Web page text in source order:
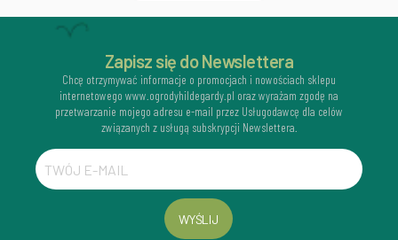
Zapisz się do Newslettera
Chcę otrzymywać informacje o promocjach i nowościach sklepu
internetowego www.ogrodyhildegardy.pl oraz wyrażam zgodę na
przetwarzanie mojego adresu e-mail przez Usługodawcę dla celów
związanych z usługą subskrypcji Newslettera.
WYŚLIJ